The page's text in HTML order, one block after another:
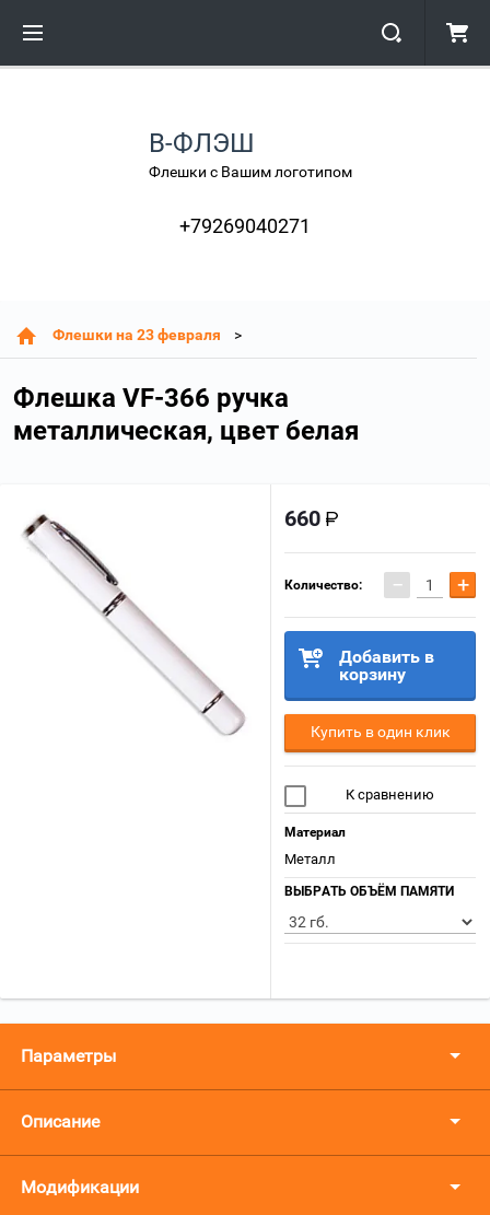
В-ФЛЭШ
Флешки с Вашим логотипом
+79269040271
Флешки на 23 февраля
Флешка VF-366 ручка
металлическая, цвет белая
660
Количество: − +
Добавить в
корзину
Купить в один клик
К сравнению
Материал
Металл
ВЫБРАТЬ ОБЪЁМ ПАМЯТИ
Параметры
Описание
Модификации